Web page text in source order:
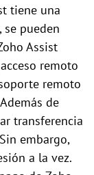
tiene una
pueden
Assist
remoto
remoto
de
transferencia
embargo,
a la vez.